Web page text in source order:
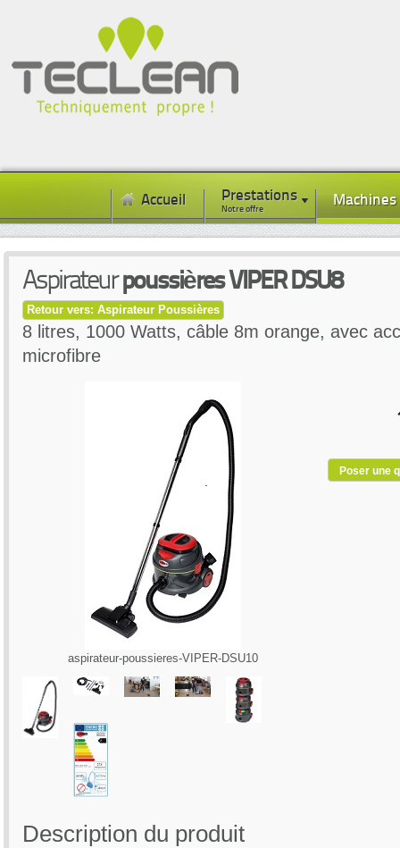
Accueil Prestations
Notre offre
Machines
Aspirateurpoussières VIPER DSU8
Retour vers: Aspirateur Poussières
8 litres, 1000 Watts, câble 8m orange, avec
microfibre
aspirateur-poussieres-VIPER-DSU10
Poser une
Description du produit